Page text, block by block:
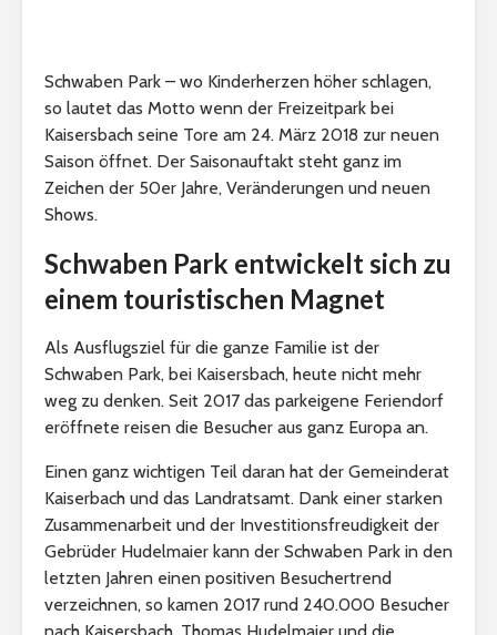
Schwaben Park – wo Kinderherzen höher schlagen,
so lautet das Motto wenn der Freizeitpark bei
Kaisersbach seine Tore am 24. März 2018 zur neuen
Saison öffnet. Der Saisonauftakt steht ganz im
Zeichen der 50er Jahre, Veränderungen und neuen
Shows.
Schwaben Park entwickelt sich zu
einem touristischen Magnet
Als Ausflugsziel für die ganze Familie ist der
Schwaben Park, bei Kaisersbach, heute nicht mehr
weg zu denken. Seit 2017 das parkeigene Feriendorf
eröffnete reisen die Besucher aus ganz Europa an.
Einen ganz wichtigen Teil daran hat der Gemeinderat
Kaiserbach und das Landratsamt. Dank einer starken
Zusammenarbeit und der Investitionsfreudigkeit der
Gebrüder Hudelmaier kann der Schwaben Park in den
letzten Jahren einen positiven Besuchertrend
verzeichnen, so kamen 2017 rund 240.000 Besucher
nach Kaisersbach. Thomas Hudelmaier und die